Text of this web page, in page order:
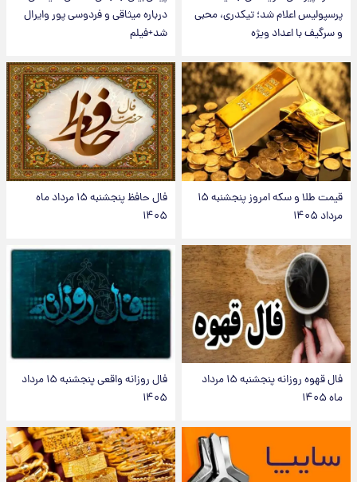
پرسپولیس اعلام شد؛ تیکدری، محبی
و سرگیف با اعداد ویژه
درباره میثاقی و فردوسی پور وایرال
شد+فیلم
قیمت طلا و سکه امروز پنجشنبه ۱۵
مرداد ۱۴۰۵
فال حافظ پنجشنبه ۱۵ مرداد ماه
۱۴۰۵
فال قهوه روزانه پنجشنبه ۱۵ مرداد
ماه ۱۴۰۵
فال روزانه واقعی پنجشنبه ۱۵ مرداد
۱۴۰۵